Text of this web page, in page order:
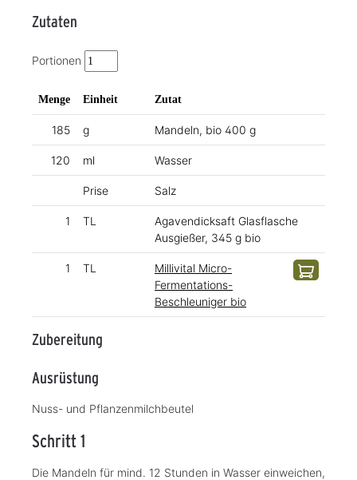
Zutaten
Portionen
Menge Einheit Zutat
185 g Mandeln, bio 400 g
120 ml Wasser
Prise Salz
1 TL
Agavendicksaft Glasflasche
Ausgießer, 345 g bio
1 TL
Millivital Micro-
Fermentations-
Beschleuniger bio
Zubereitung
Ausrüstung
Nuss- und Pflanzenmilchbeutel
Schritt 1
Die Mandeln für mind. 12 Stunden in Wasser einweichen,